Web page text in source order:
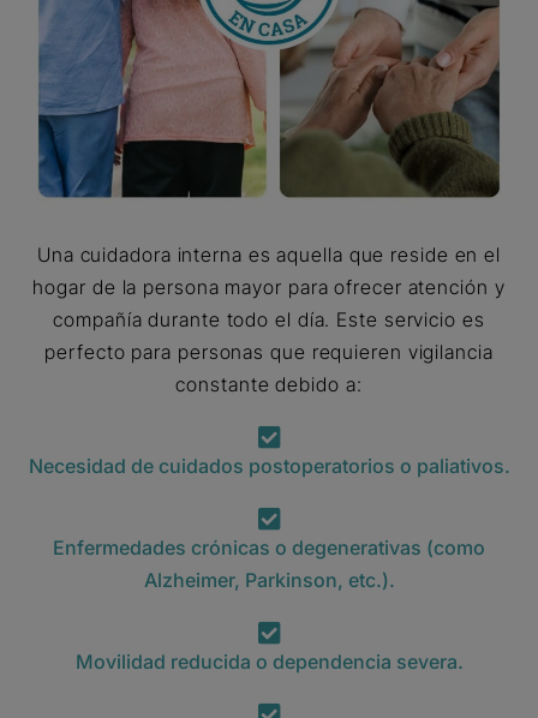
Una cuidadora interna es aquella que reside en el
hogar de la persona mayor para ofrecer atención y
compañía durante todo el día. Este servicio es
perfecto para personas que requieren vigilancia
constante debido a:
Necesidad de cuidados postoperatorios o paliativos.
Enfermedades crónicas o degenerativas (como
Alzheimer, Parkinson, etc.).
Movilidad reducida o dependencia severa.